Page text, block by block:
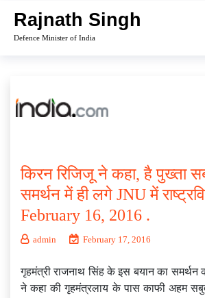
content
Rajnath Singh
Defence Minister of India
किरन रिजिजू ने कहा, है पुख्ता
समर्थन में ही लगे JNU में
February 16, 2016 .
admin February 17, 2016
गृहमंत्री राजनाथ सिंह के इस बयान का समर्थन
ने कहा की गृहमंत्रलाय के पास काफी अहम